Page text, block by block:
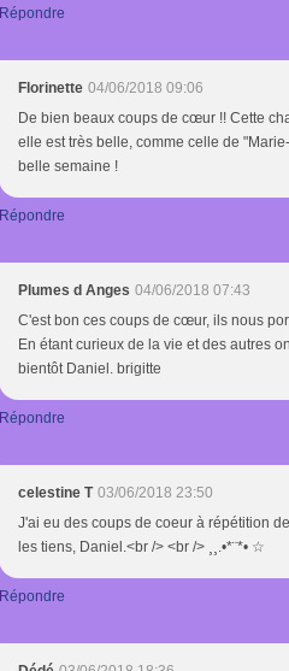
Répondre
Florinette 04/06/2018 09:06
De bien beaux coups de cœur !! Cette
elle est très belle, comme celle de
belle semaine !
Répondre
Plumes d Anges 04/06/2018 07:43
C'est bon ces coups de cœur, ils nous
En étant curieux de la vie et des autres
bientôt Daniel. brigitte
Répondre
celestine T 03/06/2018 23:50
J'ai eu des coups de coeur à répétition
les tiens, Daniel.<br /> <br /> ¸¸.•*¨*• ☆
Répondre